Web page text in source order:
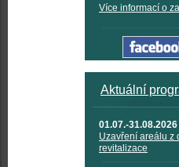
Více informací o
Aktuální
01.07.-31.08.2026
Uzavření areálu z
revitalizace